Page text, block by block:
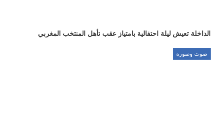
الداخلة تعيش ليلة احتفالية بامتياز عقب تأهل المنتخب المغربي
صوت وصورة